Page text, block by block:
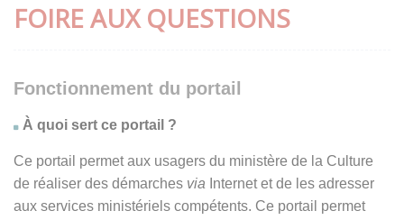
FOIRE AUX QUESTIONS
Fonctionnement du portail
À quoi sert ce portail ?
Ce portail permet aux usagers du ministère de la Culture
de réaliser des démarches via Internet et de les adresser
aux services ministériels compétents. Ce portail permet